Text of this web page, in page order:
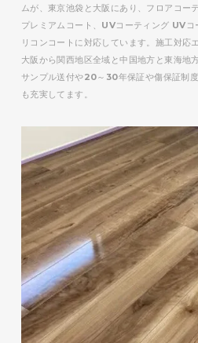
ムが、東京池袋と大阪にあり、フロアコー
プレミアムコート、UVコーティング UV
リコンコートに対応しています。施工対応
大阪から関西地区全域と中国地方と東海地
サンプル送付や20～30年保証や傷保証制
も充実してます。